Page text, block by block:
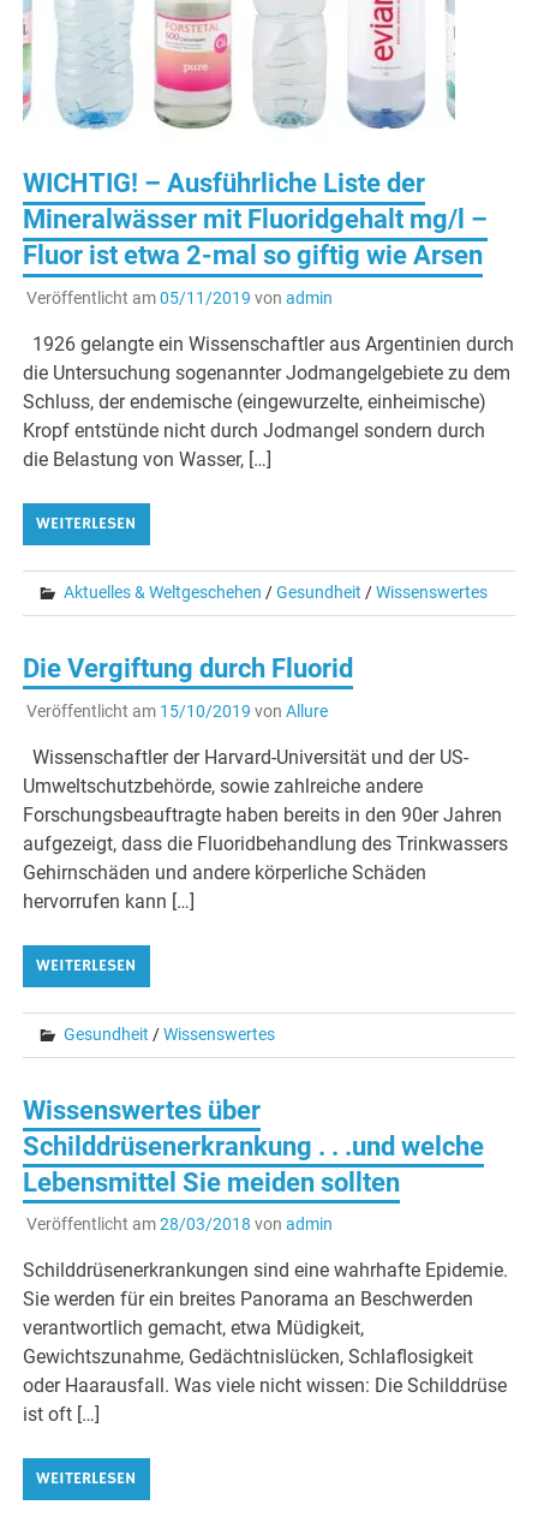
WICHTIG! – Ausführliche Liste der
Mineralwässer mit Fluoridgehalt mg/l –
Fluor ist etwa 2-mal so giftig wie Arsen
Veröffentlicht am05/11/2019 von admin
1926 gelangte ein Wissenschaftler aus Argentinien durch
die Untersuchung sogenannter Jodmangelgebiete zu dem
Schluss, der endemische (eingewurzelte, einheimische)
Kropf entstünde nicht durch Jodmangel sondern durch
die Belastung von Wasser, […]
WEITERLESEN
Aktuelles & Weltgeschehen /Gesundheit /Wissenswertes
Die Vergiftung durch Fluorid
Veröffentlicht am 15/10/2019 von Allure
Wissenschaftler der Harvard-Universität und der US-
Umweltschutzbehörde, sowie zahlreiche andere
Forschungsbeauftragte haben bereits in den 90er Jahren
aufgezeigt, dass die Fluoridbehandlung des Trinkwassers
Gehirnschäden und andere körperliche Schäden
hervorrufen kann […]
WEITERLESEN
Gesundheit /Wissenswertes
Wissenswertes über
Schilddrüsenerkrankung . . .und welche
Lebensmittel Sie meiden sollten
Veröffentlicht am28/03/2018 von admin
Schilddrüsenerkrankungen sind eine wahrhafte Epidemie.
Sie werden für ein breites Panorama an Beschwerden
verantwortlich gemacht, etwa Müdigkeit,
Gewichtszunahme, Gedächtnislücken, Schlaflosigkeit
oder Haarausfall. Was viele nicht wissen: Die Schilddrüse
ist oft […]
WEITERLESEN